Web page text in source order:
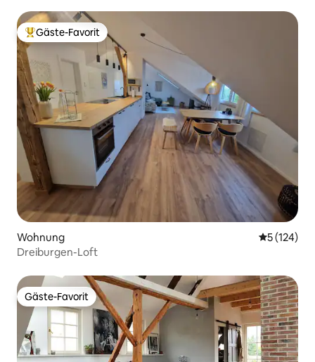
Beliebter Gäste-Favorit.
Gäste-Favorit
Wohnung
5 (124)
Dreiburgen-Loft
Gäste-Favorit
Gäste-Favorit